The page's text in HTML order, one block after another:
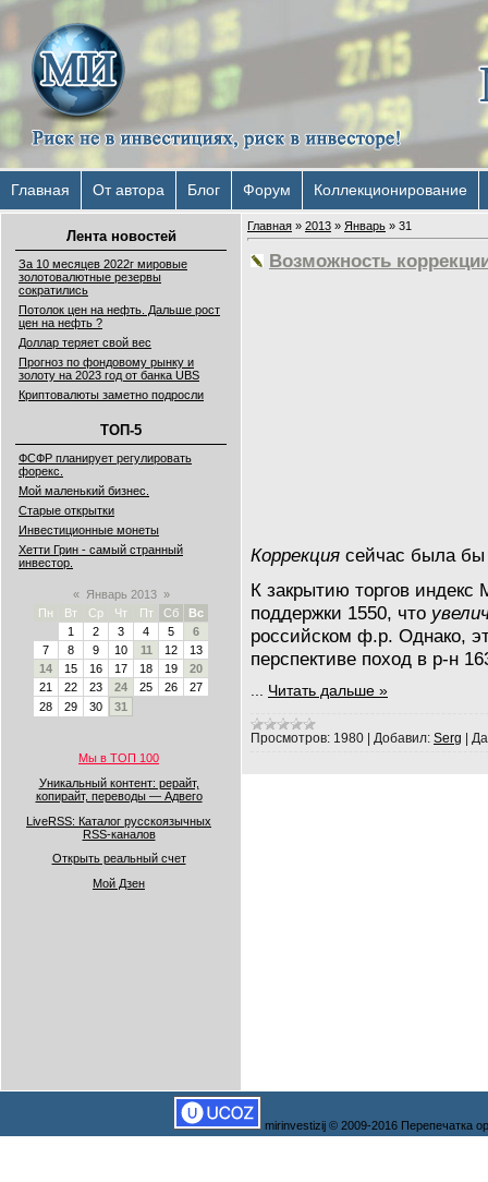
Главная От автора Блог Форум Коллекционирование
Лента новостей
За 10 месяцев 2022г мировые
золотовалютные резервы
сократились
Потолок цен на нефть. Дальше рост
цен на нефть ?
Доллар теряет свой вес
Прогноз по фондовому рынку и
золоту на 2023 год от банка UBS
Криптовалюты заметно подросли
ТОП-5
ФСФР планирует регулировать
форекс.
Мой маленький бизнес.
Старые открытки
Инвестиционные монеты
Хетти Грин - самый странный
инвестор.
« Январь 2013 »
Пн
Вт Ср Чт Пт Сб
Вс
1
2 3 4 5
6
7
8 9 10 11 12
13
14
15 16 17 18 19
20
21
22 23 24 25 26
27
28
29 30 31
Мы в ТОП 100
Уникальный контент: рерайт,
копирайт, переводы — Адвего
LiveRSS: Каталог русскоязычных
RSS-каналов
Открыть реальный счет
Мой Дзен
Главная » 2013 » Январь » 31
Возможность
Коррекция сейчас была бы
К закрытию торгов
поддержки 1550, что
российском ф.р. Однако,
перспективе поход в р-н
... Читать дальше »
Просмотров: 1980 Добавил: Serg
mirinvestizij © 2009-2016 Перепечатка